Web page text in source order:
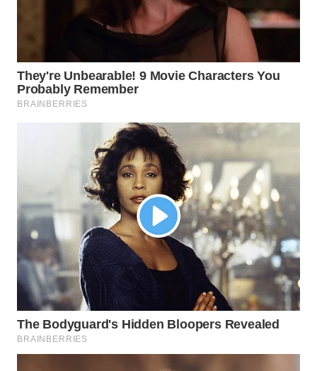
WAHANANEWS
ID
WAHANANEWS
WAHANANEWS
WAHANA
SPORT
WAHANA
UMKM
WAHANA
SELEB